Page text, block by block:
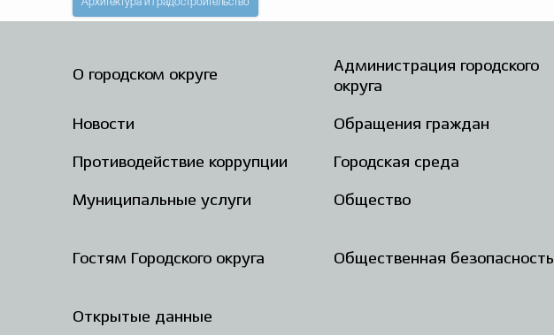
Архитектура и градостроительство
О городском округе
Администрация городского
округа
Новости Обращения граждан
Противодействие коррупции Городская среда
Муниципальные услуги Общество
Гостям Городского округа Общественная безопасность
Открытые данные